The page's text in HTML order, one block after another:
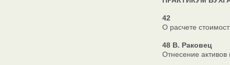
42
О расчете
48 В. Раковец
Отнесение активов